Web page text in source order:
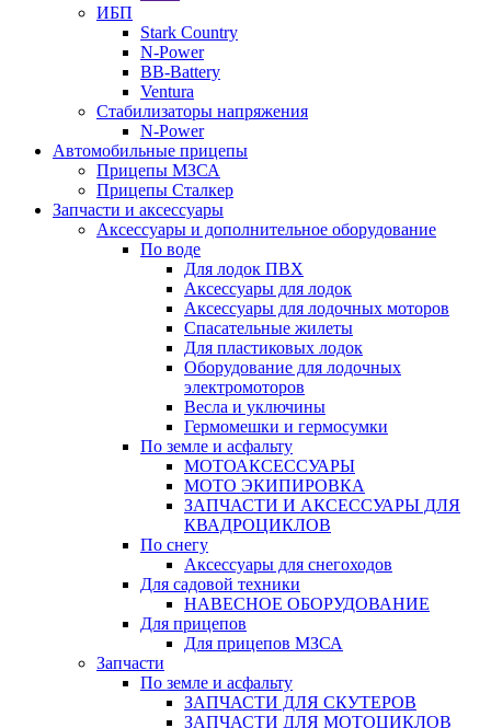
ИБП
Stark Country
N-Power
BB-Battery
Ventura
Стабилизаторы напряжения
N-Power
Автомобильные прицепы
Прицепы МЗСА
Прицепы Сталкер
Запчасти и аксессуары
Аксессуары и дополнительное оборудование
По воде
Для лодок ПВХ
Аксессуары для лодок
Аксессуары для лодочных моторов
Спасательные жилеты
Для пластиковых лодок
Оборудование для лодочных
электромоторов
Весла и уключины
Гермомешки и гермосумки
По земле и асфальту
МОТОАКСЕССУАРЫ
МОТО ЭКИПИРОВКА
ЗАПЧАСТИ И АКСЕССУАРЫ ДЛЯ
КВАДРОЦИКЛОВ
По снегу
Аксессуары для снегоходов
Для садовой техники
НАВЕСНОЕ ОБОРУДОВАНИЕ
Для прицепов
Для прицепов МЗСА
Запчасти
По земле и асфальту
ЗАПЧАСТИ ДЛЯ СКУТЕРОВ
ЗАПЧАСТИ ДЛЯ МОТОЦИКЛОВ